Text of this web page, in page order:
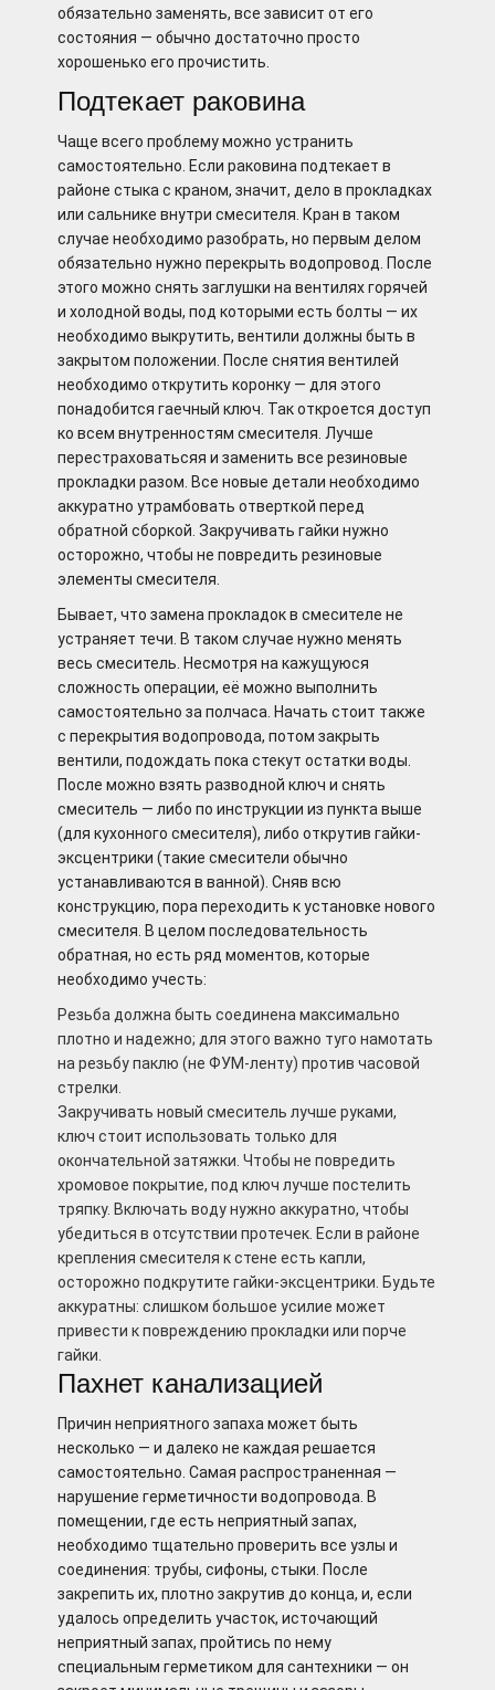
обязательно заменять, все зависит от его
состояния — обычно достаточно просто
хорошенько его прочистить.
Подтекает раковина
Чаще всего проблему можно устранить
самостоятельно. Если раковина подтекает в
районе стыка с краном, значит, дело в прокладках
или сальнике внутри смесителя. Кран в таком
случае необходимо разобрать, но первым делом
обязательно нужно перекрыть водопровод. После
этого можно снять заглушки на вентилях горячей
и холодной воды, под которыми есть болты — их
необходимо выкрутить, вентили должны быть в
закрытом положении. После снятия вентилей
необходимо открутить коронку — для этого
понадобится гаечный ключ. Так откроется доступ
ко всем внутренностям смесителя. Лучше
перестраховатьсяя и заменить все резиновые
прокладки разом. Все новые детали необходимо
аккуратно утрамбовать отверткой перед
обратной сборкой. Закручивать гайки нужно
осторожно, чтобы не повредить резиновые
элементы смесителя.
Бывает, что замена прокладок в смесителе не
устраняет течи. В таком случае нужно менять
весь смеситель. Несмотря на кажущуюся
сложность операции, её можно выполнить
самостоятельно за полчаса. Начать стоит также
с перекрытия водопровода, потом закрыть
вентили, подождать пока стекут остатки воды.
После можно взять разводной ключ и снять
смеситель — либо по инструкции из пункта выше
(для кухонного смесителя), либо открутив гайки-
эксцентрики (такие смесители обычно
устанавливаются в ванной). Сняв всю
конструкцию, пора переходить к установке нового
смесителя. В целом последовательность
обратная, но есть ряд моментов, которые
необходимо учесть:
Резьба должна быть соединена максимально
плотно и надежно; для этого важно туго намотать
на резьбу паклю (не ФУМ-ленту) против часовой
стрелки.
Закручивать новый смеситель лучше руками,
ключ стоит использовать только для
окончательной затяжки. Чтобы не повредить
хромовое покрытие, под ключ лучше постелить
тряпку. Включать воду нужно аккуратно, чтобы
убедиться в отсутствии протечек. Если в районе
крепления смесителя к стене есть капли,
осторожно подкрутите гайки-эксцентрики. Будьте
аккуратны: слишком большое усилие может
привести к повреждению прокладки или порче
гайки.
Пахнет канализацией
Причин неприятного запаха может быть
несколько — и далеко не каждая решается
самостоятельно. Самая распространенная —
нарушение герметичности водопровода. В
помещении, где есть неприятный запах,
необходимо тщательно проверить все узлы и
соединения: трубы, сифоны, стыки. После
закрепить их, плотно закрутив до конца, и, если
удалось определить участок, источающий
неприятный запах, пройтись по нему
специальным герметиком для сантехники — он